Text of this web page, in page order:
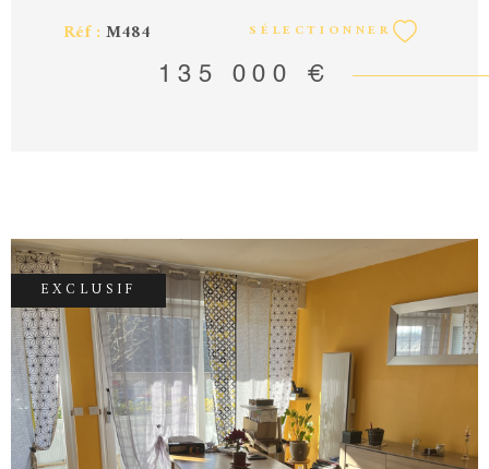
commercial RCS Aurillac n°351924451 carte
professionnelle 15012018000031880 mail:
Réf : M484 SÉLECTIONNER
135 000 €
EXCLUSIF